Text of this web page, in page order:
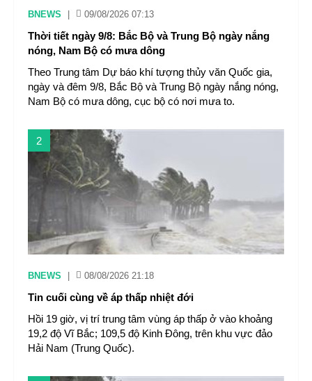
BNEWS 09/08/2026 07:13
Thời tiết ngày 9/8: Bắc Bộ và Trung Bộ ngày nắng
nóng, Nam Bộ có mưa dông
Theo Trung tâm Dự báo khí tượng thủy văn Quốc gia,
ngày và đêm 9/8, Bắc Bộ và Trung Bộ ngày nắng nóng,
Nam Bộ có mưa dông, cục bộ có nơi mưa to.
2
BNEWS 08/08/2026 21:18
Tin cuối cùng về áp thấp nhiệt đới
Hồi 19 giờ, vị trí trung tâm vùng áp thấp ở vào khoảng
19,2 độ Vĩ Bắc; 109,5 độ Kinh Đông, trên khu vực đảo
Hải Nam (Trung Quốc).